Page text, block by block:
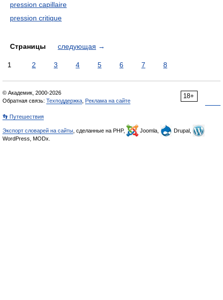
pression capillaire
pression critique
Страницы следующая →
1 2 3 4 5 6 7 8
18+
© Академик, 2000-2026
Обратная связь: Техподдержка Реклама на сайте
👣 Путешествия
Экспорт словарей на сайты , сделанные на PHP, Joomla,
Drupal,
WordPress, MODx.